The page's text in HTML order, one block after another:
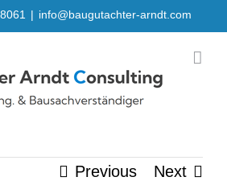
| info@baugutachter-arndt.com
Previous Next